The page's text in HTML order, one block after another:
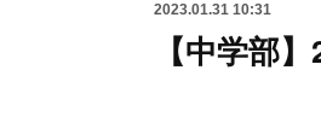
2023.01.31 10:31
【中学部